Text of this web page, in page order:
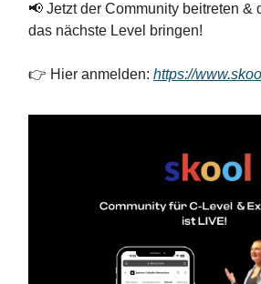
📢 Jetzt der Community beitreten &
das nächste Level bringen!
👉 Hier anmelden: https://